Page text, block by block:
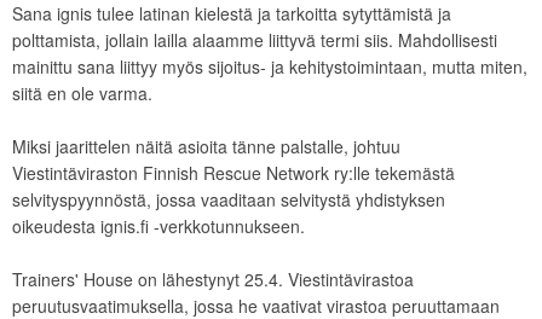
Sana ignis tulee latinan kielestä ja tarkoitta sytyttämistä ja
polttamista, jollain lailla alaamme liittyvä termi siis. Mahdollisesti
mainittu sana liittyy myös sijoitus- ja kehitystoimintaan, mutta miten,
siitä en ole varma.
Miksi jaarittelen näitä asioita tänne palstalle, johtuu
Viestintäviraston Finnish Rescue Network ry:lle tekemästä
selvityspyynnöstä, jossa vaaditaan selvitystä yhdistyksen
oikeudesta ignis.fi -verkkotunnukseen.
Trainers' House on lähestynyt 25.4. Viestintävirastoa
peruutusvaatimuksella, jossa he vaativat virastoa peruuttamaan